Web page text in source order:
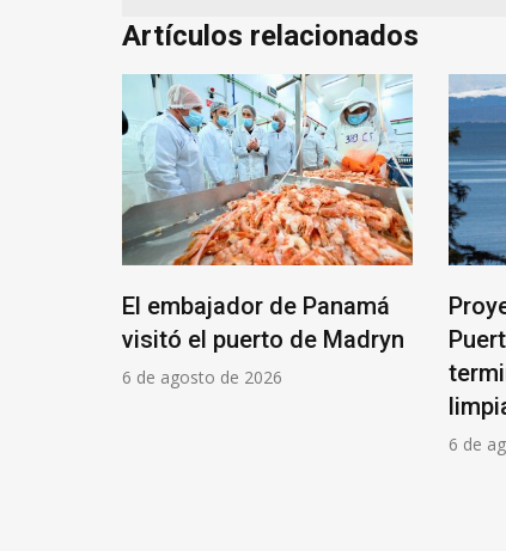
Artículos relacionados
El embajador de Panamá
visitó el puerto de Madryn
6 de agosto de 2026
6 de